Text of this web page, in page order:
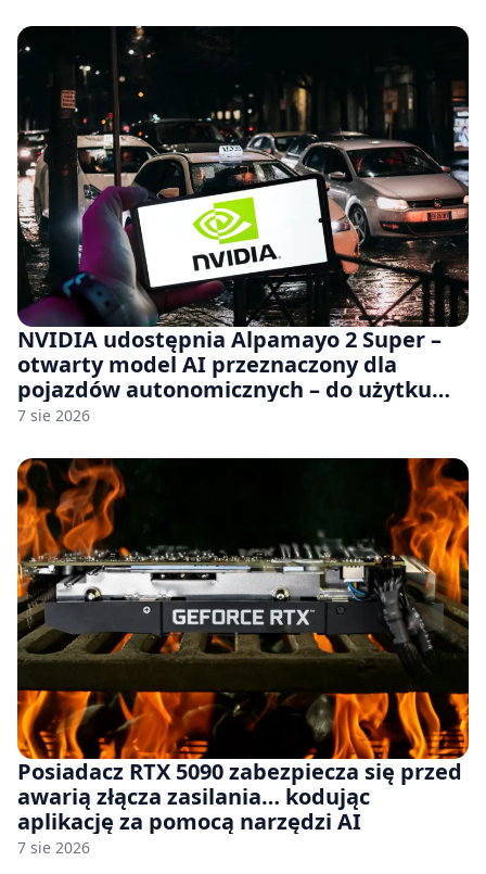
NVIDIA udostępnia Alpamayo 2 Super –
otwarty model AI przeznaczony dla
pojazdów autonomicznych – do użytku
komercyjnego
7 sie 2026
Posiadacz RTX 5090 zabezpiecza się przed
awarią złącza zasilania… kodując
aplikację za pomocą narzędzi AI
7 sie 2026